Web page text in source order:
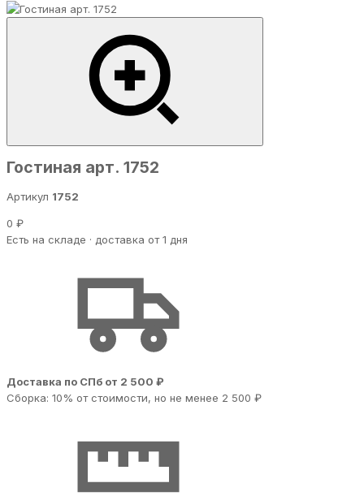
Гостиная арт. 1752
Артикул 1752
0 ₽
Есть на складе · доставка от 1 дня
Доставка по СПб от 2 500 ₽
Сборка: 10% от стоимости, но не менее 2 500 ₽